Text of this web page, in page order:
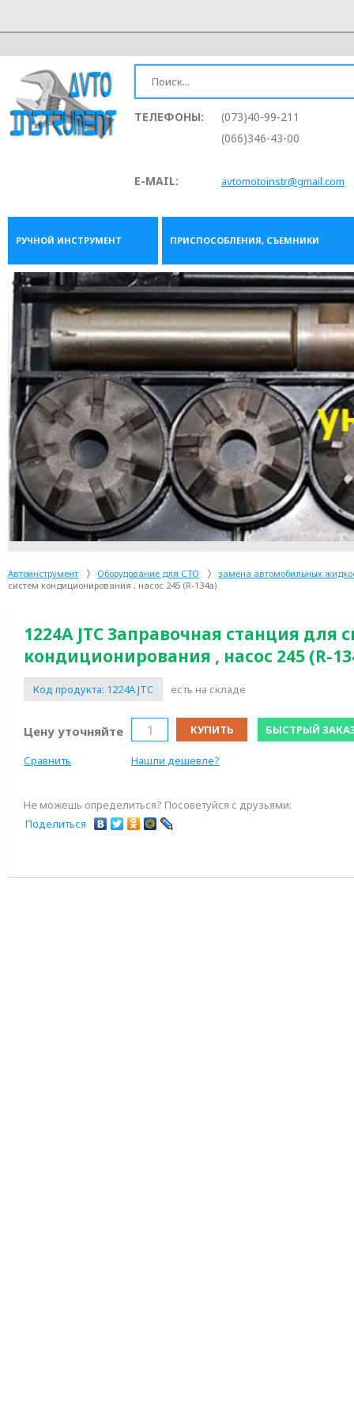
ТЕЛЕФОНЫ:
(073)40-99-211
(066)346-43-00
E-MAIL: avtomotoinstr@gmail.com
РУЧНОЙ ИНСТРУМЕНТ ПРИСПОСОБЛЕНИЯ, СЪЕМНИКИ
Автоинструмент Оборудование для СТО
замена автомобильных
систем кондиционирования , насос 245 (R-134a)
1224A JTC Заправочная станция для
кондиционирования , насос 245 (R-
Код продукта: 1224A JTC есть на складе
Цену уточняйте КУПИТЬ БЫСТРЫЙ
Сравнить Нашли дешевле?
Не можешь определиться? Посоветуйся с друзьями:
Поделиться